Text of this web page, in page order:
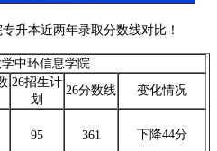
升本近两年录取分数线对比！
中环信息学院
26招生计
划
26分数线 变化情况
95 361 下降44分